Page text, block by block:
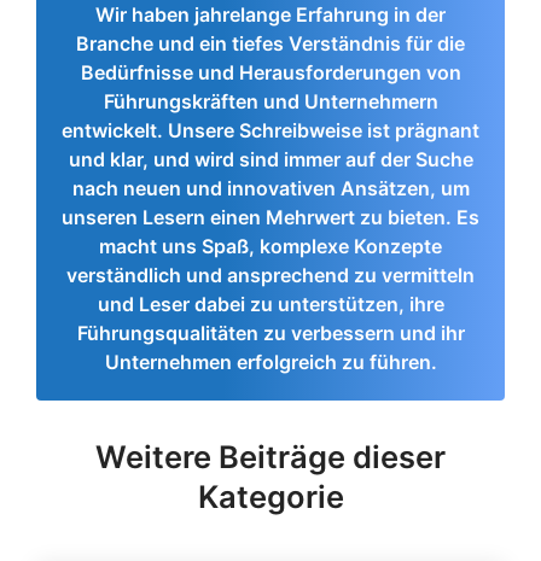
Wir haben jahrelange Erfahrung in der
Branche und ein tiefes Verständnis für die
Bedürfnisse und Herausforderungen von
Führungskräften und Unternehmern
entwickelt. Unsere Schreibweise ist prägnant
und klar, und wird sind immer auf der Suche
nach neuen und innovativen Ansätzen, um
unseren Lesern einen Mehrwert zu bieten. Es
macht uns Spaß, komplexe Konzepte
verständlich und ansprechend zu vermitteln
und Leser dabei zu unterstützen, ihre
Führungsqualitäten zu verbessern und ihr
Unternehmen erfolgreich zu führen.
Weitere Beiträge dieser
Kategorie